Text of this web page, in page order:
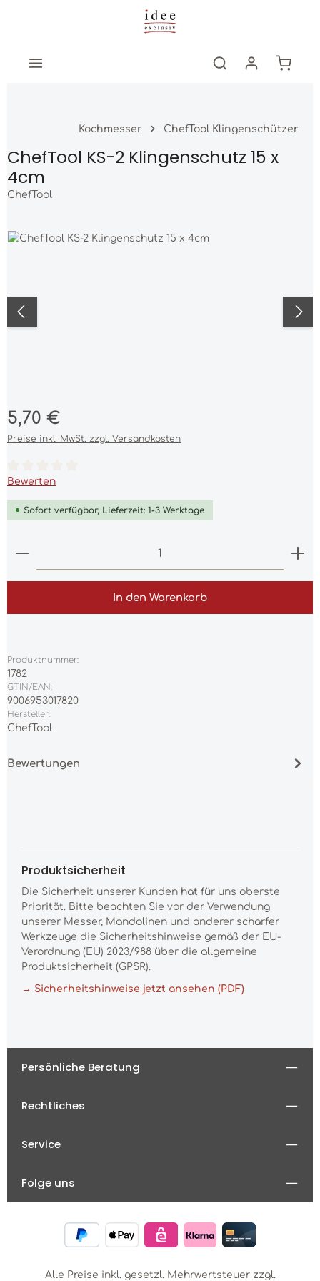
Zum Hauptinhalt springen
Kochmesser ChefTool Klingenschützer
ChefTool KS-2 Klingenschutz 15 x
4cm
ChefTool
Bildergalerie überspringen
Regulärer Preis:
5,70 €
Preise inkl. MwSt. zzgl. Versandkosten
Durchschnittliche Bewertung von 0 von 5 Sternen
Bewerten
Sofort verfügbar, Lieferzeit: 1-3 Werktage
Produkt Anzahl: Gib den gewünschten Wert
In den Warenkorb
Produktnummer:
1782
GTIN/EAN:
9006953017820
Hersteller:
ChefTool
Bewertungen
Produktsicherheit
Die Sicherheit unserer Kunden hat für uns oberste
Priorität. Bitte beachten Sie vor der Verwendung
unserer Messer, Mandolinen und anderer scharfer
Werkzeuge die Sicherheitshinweise gemäß der EU-
Verordnung (EU) 2023/988 über die allgemeine
Produktsicherheit (GPSR).
→ Sicherheitshinweise jetzt ansehen (PDF)
Persönliche Beratung
Rechtliches
Service
Folge uns
Alle Preise inkl. gesetzl. Mehrwertsteuer zzgl.